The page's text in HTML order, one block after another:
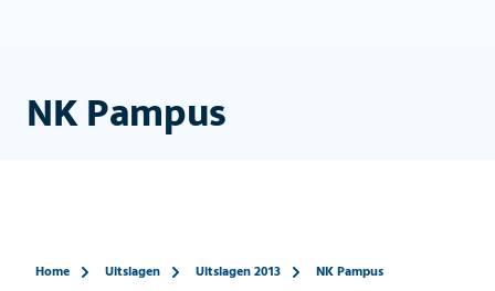
NK Pampus
Home Uitslagen Uitslagen 2013 NK Pampus